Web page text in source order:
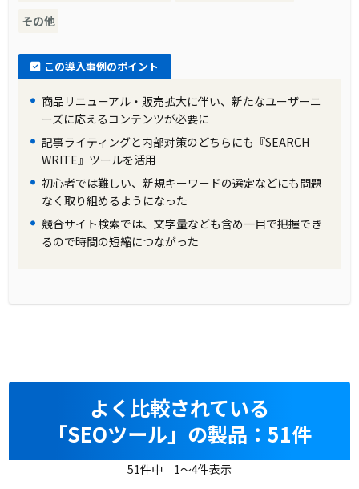
その他
この導入事例のポイント
商品リニューアル・販売拡大に伴い、新たなユーザーニ
ーズに応えるコンテンツが必要に
記事ライティングと内部対策のどちらにも『SEARCH
WRITE』ツールを活用
初心者では難しい、新規キーワードの選定などにも問題
なく取り組めるようになった
競合サイト検索では、文字量なども含め一目で把握でき
るので時間の短縮につながった
よく比較されている
「SEOツール」の製品：51件
51件中 1～4件表示